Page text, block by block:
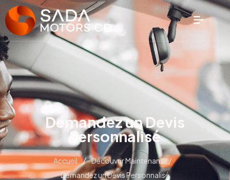
Demandez un Devis
Personnalisé
Accueil / Découvrir Maintenant /
Demandez un Devis Personnalisé